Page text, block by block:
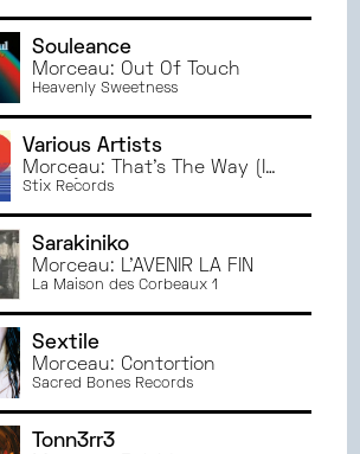
Souleance
Morceau: Out Of Touch
Heavenly Sweetness
Various Artists
Morceau: That's The Way (I
Like It)
Stix Records
Sarakiniko
Morceau: L'AVENIR LA FIN
La Maison des Corbeaux 1
Sextile
Morceau: Contortion
Sacred Bones Records
Tonn3rr3